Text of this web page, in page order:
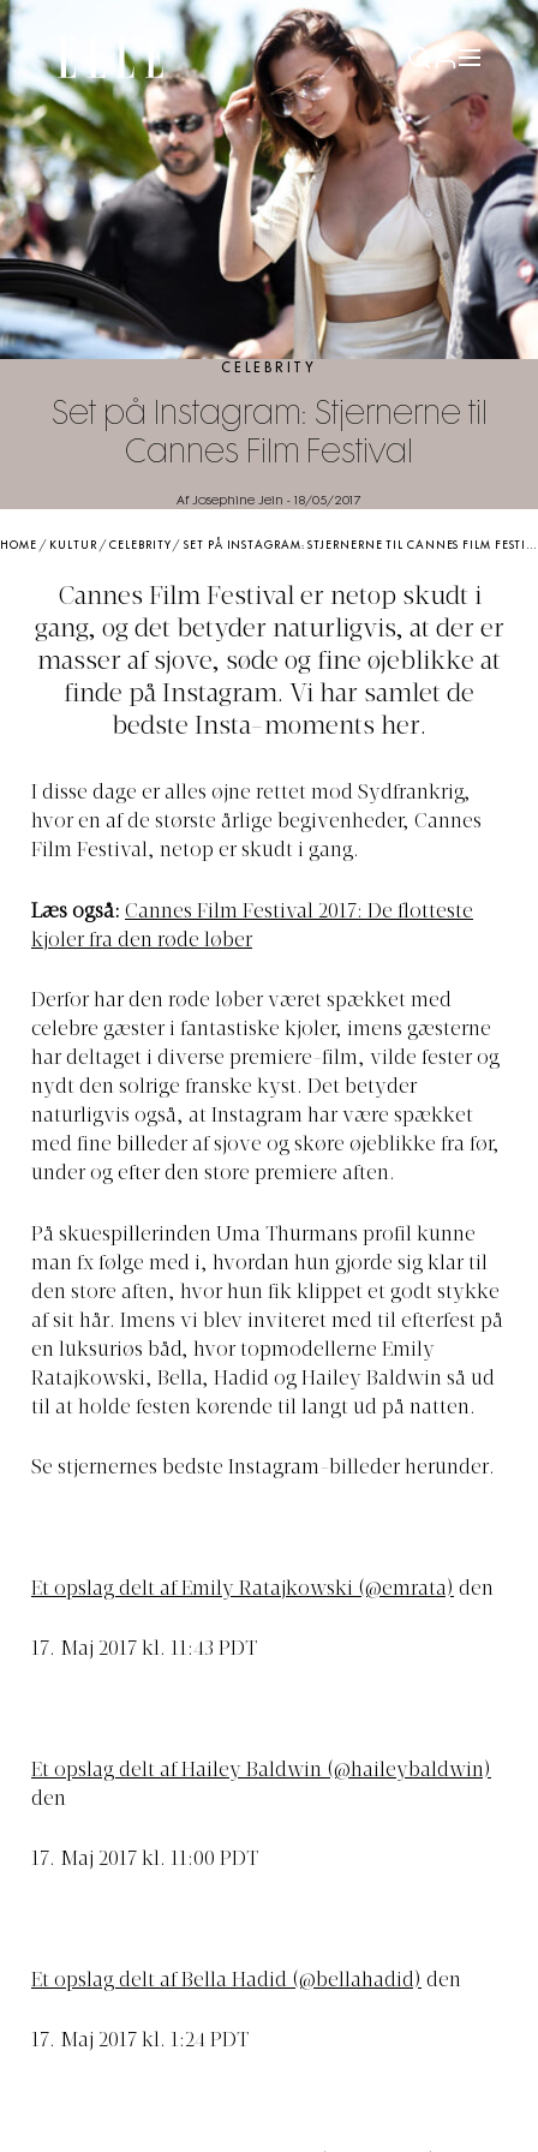
CELEBRITY
Set på Instagram: Stjernerne til
Cannes Film Festival
Af Josephine Jein - 18/05/2017
HOME / KULTUR/CELEBRITY /SET PÅ INSTAGRAM: STJERNERNE TIL CANNES FILM FESTIVAL
Cannes Film Festival er netop skudt i
gang, og det betyder naturligvis, at der er
masser af sjove, søde og fine øjeblikke at
finde på Instagram. Vi har samlet de
bedste Insta-moments her.
I disse dage er alles øjne rettet mod Sydfrankrig,
hvor en af de største årlige begivenheder, Cannes
Film Festival, netop er skudt i gang.
Læs også: Cannes Film Festival 2017: De flotteste
kjoler fra den røde løber
Derfor har den røde løber været spækket med
celebre gæster i fantastiske kjoler, imens gæsterne
har deltaget i diverse premiere-film, vilde fester og
nydt den solrige franske kyst. Det betyder
naturligvis også, at Instagram har være spækket
med fine billeder af sjove og skøre øjeblikke fra før,
under og efter den store premiere aften.
På skuespillerinden Uma Thurmans profil kunne
man fx følge med i, hvordan hun gjorde sig klar til
den store aften, hvor hun fik klippet et godt stykke
af sit hår. Imens vi blev inviteret med til efterfest på
en luksuriøs båd, hvor topmodellerne Emily
Ratajkowski, Bella, Hadid og Hailey Baldwin så ud
til at holde festen kørende til langt ud på natten.
Se stjernernes bedste Instagram-billeder herunder.
Et opslag delt af Emily Ratajkowski (@emrata) den
17. Maj 2017 kl. 11:43 PDT
Et opslag delt af Hailey Baldwin (@haileybaldwin)
den
17. Maj 2017 kl. 11:00 PDT
Et opslag delt af Bella Hadid (@bellahadid) den
17. Maj 2017 kl. 1:24 PDT